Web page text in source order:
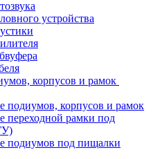
устройства
корпусов и рамок
подиумов, корпусов и рамок
переходной рамки под
подиумов под пищалки